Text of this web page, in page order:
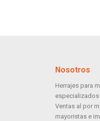
Nosotros
Herrajes para
especializados
Ventas al por
mayoristas e